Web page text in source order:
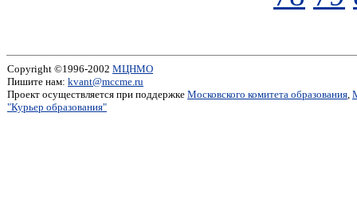
Copyright ©1996-2002 МЦНМО
Пишите нам: kvant@mccme.ru
Проект осуществляется при поддержке Московского комитета образования,
"Курьер образования"